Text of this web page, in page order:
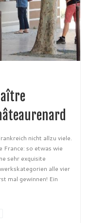
nicht allzu viele.
France: so etwas wie
sehr exquisite
alle vier
mal gewinnen! Ein